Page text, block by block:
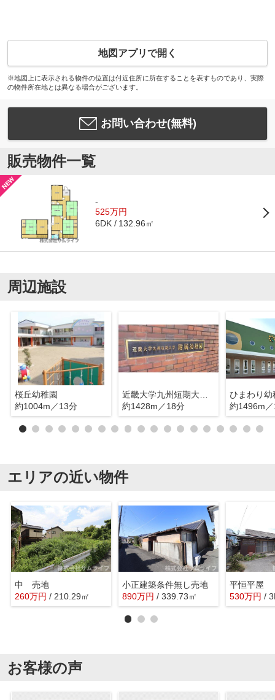
地図アプリで開く
※地図上に表示される物件の位置は付近住所に所在することを表すものであり、実際
の物件所在地とは異なる場合がございます。
お問い合わせ(無料)
販売物件一覧
-
525万円
6DK 132.96㎡
周辺施設
桜丘幼稚園
約1004m／13分
近畿大学九州短期大学附属幼稚園
約1428m／18分
ひまわり幼
約1496m
エリアの近い物件
中 売地
260万円 / 210.29㎡
小正建築条件無し売地
890万円 / 339.73㎡
平恒平屋
530万円 /
お客様の声